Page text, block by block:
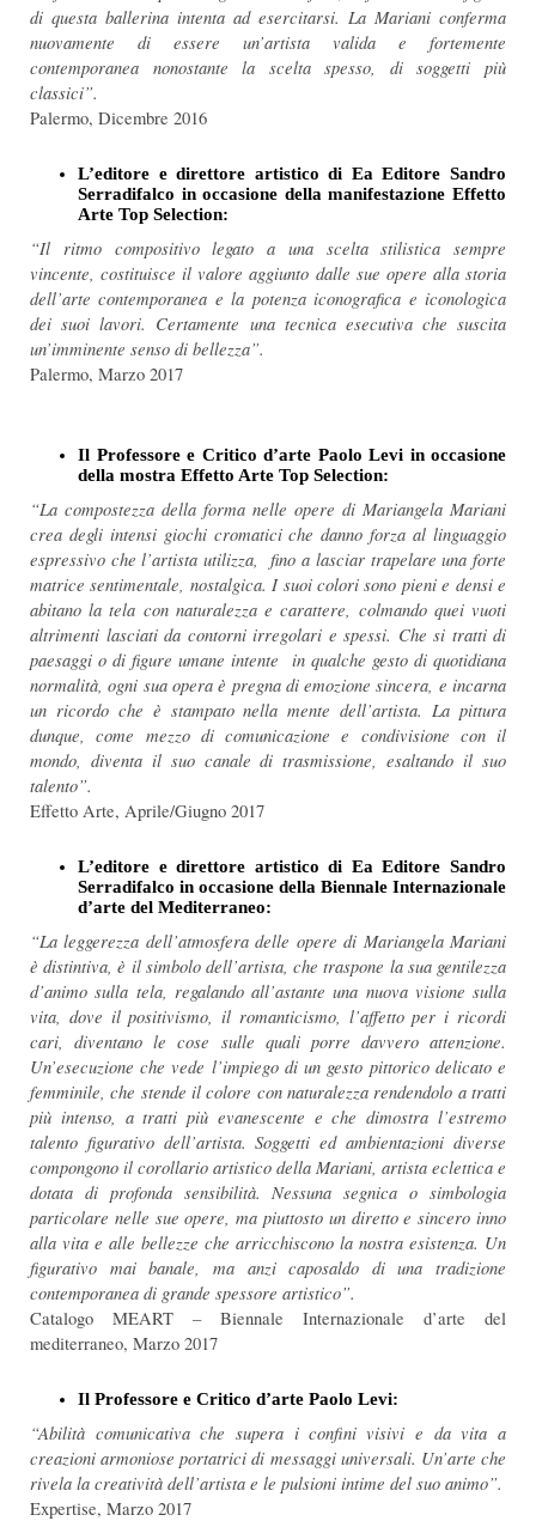
di questa ballerina intenta ad esercitarsi. La Mariani conferma
nuovamente di essere un’artista valida e fortemente
contemporanea nonostante la scelta spesso, di soggetti più
classici”.
Palermo, Dicembre 2016
L’editore e direttore artistico di Ea Editore Sandro
Serradifalco in occasione della manifestazione Effetto
Arte Top Selection:
“Il ritmo compositivo legato a una scelta stilistica sempre
vincente, costituisce il valore aggiunto dalle sue opere alla storia
dell’arte contemporanea e la potenza iconografica e iconologica
dei suoi lavori. Certamente una tecnica esecutiva che suscita
un’imminente senso di bellezza”.
Palermo, Marzo 2017
Il Professore e Critico d’arte Paolo Levi in occasione
della mostra Effetto Arte Top Selection:
“La compostezza della forma nelle opere di Mariangela Mariani
crea degli intensi giochi cromatici che danno forza al linguaggio
espressivo che l’artista utilizza, fino a lasciar trapelare una forte
matrice sentimentale, nostalgica. I suoi colori sono pieni e densi e
abitano la tela con naturalezza e carattere, colmando quei vuoti
altrimenti lasciati da contorni irregolari e spessi. Che si tratti di
paesaggi o di figure umane intente in qualche gesto di quotidiana
normalità, ogni sua opera è pregna di emozione sincera, e incarna
un ricordo che è stampato nella mente dell’artista. La pittura
dunque, come mezzo di comunicazione e condivisione con il
mondo, diventa il suo canale di trasmissione, esaltando il suo
talento”.
Effetto Arte, Aprile/Giugno 2017
L’editore e direttore artistico di Ea Editore Sandro
Serradifalco in occasione della Biennale Internazionale
d’arte del Mediterraneo:
“La leggerezza dell’atmosfera delle opere di Mariangela Mariani
è distintiva, è il simbolo dell’artista, che traspone la sua gentilezza
d’animo sulla tela, regalando all’astante una nuova visione sulla
vita, dove il positivismo, il romanticismo, l’affetto per i ricordi
cari, diventano le cose sulle quali porre davvero attenzione.
Un’esecuzione che vede l’impiego di un gesto pittorico delicato e
femminile, che stende il colore con naturalezza rendendolo a tratti
più intenso, a tratti più evanescente e che dimostra l’estremo
talento figurativo dell’artista. Soggetti ed ambientazioni diverse
compongono il corollario artistico della Mariani, artista eclettica e
dotata di profonda sensibilità. Nessuna segnica o simbologia
particolare nelle sue opere, ma piuttosto un diretto e sincero inno
alla vita e alle bellezze che arricchiscono la nostra esistenza. Un
figurativo mai banale, ma anzi caposaldo di una tradizione
contemporanea di grande spessore artistico”.
Catalogo MEART – Biennale Internazionale d’arte del
mediterraneo, Marzo 2017
Il Professore e Critico d’arte Paolo Levi:
“Abilità comunicativa che supera i confini visivi e da vita a
creazioni armoniose portatrici di messaggi universali. Un’arte che
rivela la creatività dell’artista e le pulsioni intime del suo animo”.
Expertise, Marzo 2017